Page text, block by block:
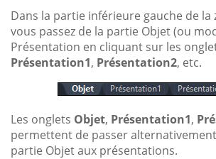
Dans la partie inférieure gauche de la
vous passez de la partie Objet (ou
Présentation en cliquant sur les
Présentation1, Présentation2, etc.
Les onglets Objet, Présentation1,
permettent de passer
partie Objet aux présentations.